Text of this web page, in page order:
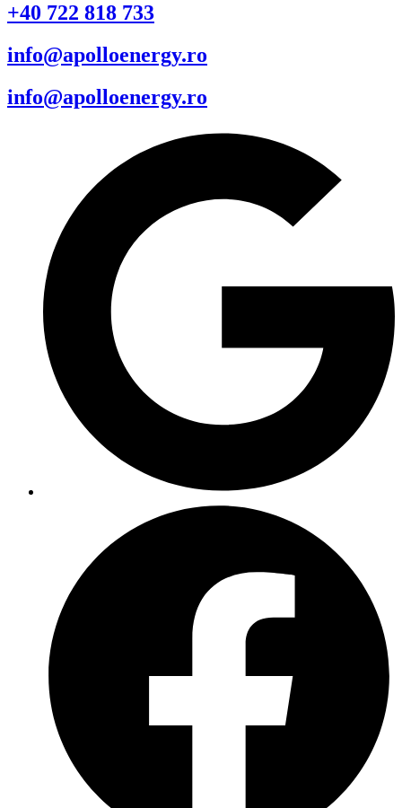
+40 722 818 733
info@apolloenergy.ro
info@apolloenergy.ro